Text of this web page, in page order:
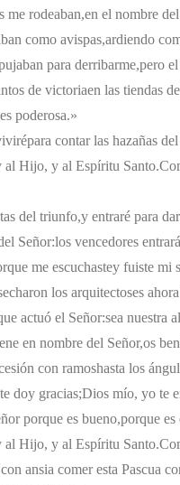
me rodeaban,en el nombre
como avispas,ardiendo
para derribarme,pero
de victoriaen las tiendas
poderosa.»
para contar las hazañas
al Hijo, y al Espíritu Santo.
del triunfo,y entraré para
Señor:los vencedores
me escuchastey fuiste mi
los arquitectoses
actuó el Señor:sea nuestra
en nombre del Señor,os
con ramoshasta los
doy gracias;Dios mío, yo te
porque es bueno,porque es
al Hijo, y al Espíritu Santo.
ansia comer esta Pascua